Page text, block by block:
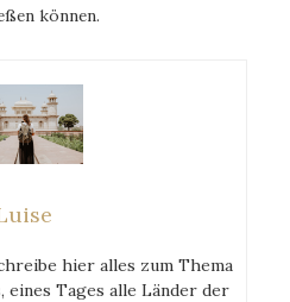
können.
hier alles zum Thema
eines Tages alle Länder der